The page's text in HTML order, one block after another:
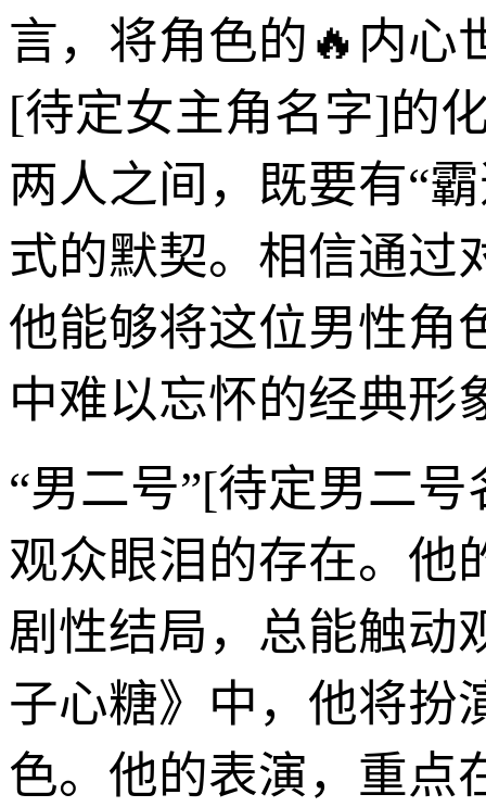
言，将角色的🔥内心
[待定女主角名字]的
两人之间，既要有“
式的默契。相信通过
他能够将这位男性角
中难以忘怀的经典形
“男二号”[待定男二
观众眼泪的存在。他
剧性结局，总能触动
子心糖》中，他将扮
色。他的表演，重点